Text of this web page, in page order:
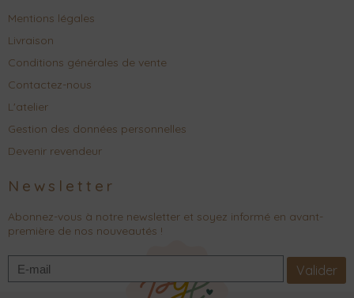
Mentions légales
Livraison
Conditions générales de vente
Contactez-nous
L'atelier
Gestion des données personnelles
Devenir revendeur
Newsletter
Abonnez-vous à notre newsletter et soyez informé en avant-
première de nos nouveautés !
Valider